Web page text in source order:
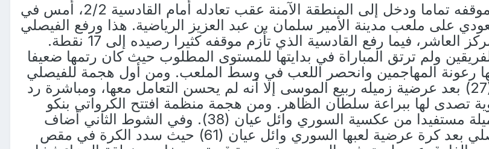
أمن فريق الفيصلي لكرة القدم، موقفه تماما ودخل إلى المنطقة الآمنة عقب تعادله أمام القادسية 2/2، أمس في
زين السعودي على ملعب مدينة الأمير سلمان بن عبد العزيز الرياضية. هذا ورفع الفيصلي
ولم ترتق المباراة في بدايتها للمستوى المطلوب حيث كان رتمها ضعيفا
المهاجمين وانحصر اللعب في وسط الملعب. ومن أول هجمة للفيصلي
كاد بنكو يفتتح التسجيل لفريقه (27) بعد عرضية زميله ربيع الموسى إلا أنه لم يحسن التعامل معها، ومباشرة رد
تصدى لها ببراعة سلطان الظاهر. ومن هجمة منظمة افتتح الكرواتي بنكو
التسجيل للفيصلي برأسية جميلة مستفيدا من عكسية السوري وائل عيان (38). وفي الشوط الثاني أضاف
الكرواتي ليون هدفا ثانيا للفيصلي بعد كرة عرضية لعبها السوري وائل عيان (61) حيث سدد الكرة في مقص